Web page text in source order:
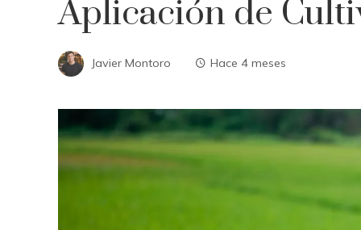
Aplicación de
Javier Montoro Hace 4 meses